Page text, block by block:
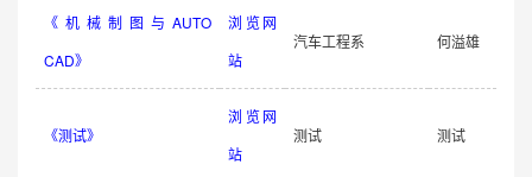
《机械制图与AUTO
CAD》
浏览网
站
汽车工程系 何溢雄
《测试》
浏览网
站
测试 测试